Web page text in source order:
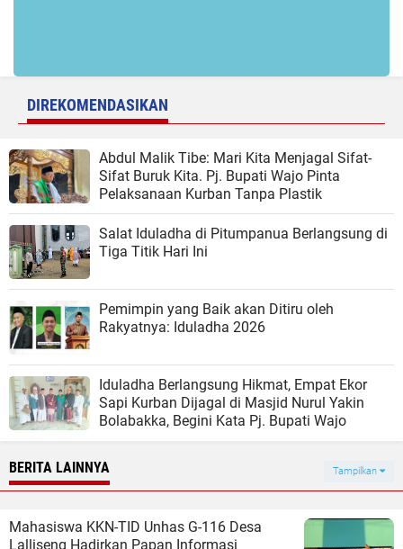
DIREKOMENDASIKAN
Abdul Malik Tibe: Mari Kita Menjagal Sifat-
Sifat Buruk Kita. Pj. Bupati Wajo Pinta
Pelaksanaan Kurban Tanpa Plastik
Salat Iduladha di Pitumpanua Berlangsung di
Tiga Titik Hari Ini
Pemimpin yang Baik akan Ditiru oleh
Rakyatnya: Iduladha 2026
Iduladha Berlangsung Hikmat, Empat Ekor
Sapi Kurban Dijagal di Masjid Nurul Yakin
Bolabakka, Begini Kata Pj. Bupati Wajo
BERITA LAINNYA Tampilkan
Mahasiswa KKN-TID Unhas G-116 Desa
Lalliseng Hadirkan Papan Informasi